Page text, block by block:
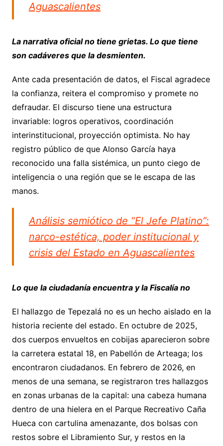
Aguascalientes
La narrativa oficial no tiene grietas. Lo que tiene
son cadáveres que la desmienten.
Ante cada presentación de datos, el Fiscal agradece
la confianza, reitera el compromiso y promete no
defraudar. El discurso tiene una estructura
invariable: logros operativos, coordinación
interinstitucional, proyección optimista. No hay
registro público de que Alonso García haya
reconocido una falla sistémica, un punto ciego de
inteligencia o una región que se le escapa de las
manos.
Análisis semiótico de “El Jefe Platino”:
narco-estética, poder institucional y
crisis del Estado en Aguascalientes
Lo que la ciudadanía encuentra y la Fiscalía no
El hallazgo de Tepezalá no es un hecho aislado en la
historia reciente del estado. En octubre de 2025,
dos cuerpos envueltos en cobijas aparecieron sobre
la carretera estatal 18, en Pabellón de Arteaga; los
encontraron ciudadanos. En febrero de 2026, en
menos de una semana, se registraron tres hallazgos
en zonas urbanas de la capital: una cabeza humana
dentro de una hielera en el Parque Recreativo Caña
Hueca con cartulina amenazante, dos bolsas con
restos sobre el Libramiento Sur, y restos en la